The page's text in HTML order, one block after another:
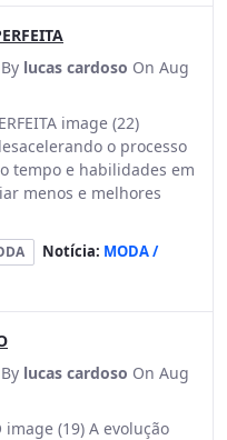
By lucas cardoso On Aug
image (22)
o processo
tempo e habilidades em
menos e melhores
Notícia: MODA /
By lucas cardoso On Aug
image (19) A evolução